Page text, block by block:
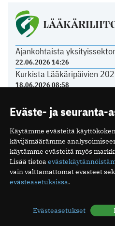
Ajankohtaista
22.06.2026 14:26
Kurkista Lääkäripäivien
18.06.2026 08:58
11.06.2026 12:21
Tasavallan presidentti on
arvonimen Päivi Hietaselle
22.05.2026 11:49
Ota yhteyttä
Eväste- ja seuranta-
Käytämme evästeitä
kävijämäärämme
käytämme evästeitä myös
Lisää tietoa
vain välttämättömät evästeet
evästeasetuksissa.
Evästeasetukset